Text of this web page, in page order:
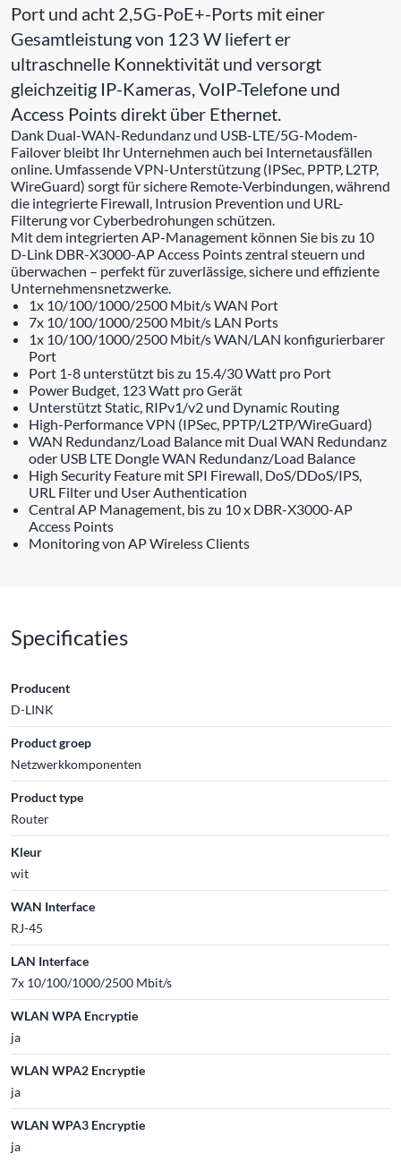
Port und acht 2,5G-PoE+-Ports mit einer
Gesamtleistung von 123 W liefert er
ultraschnelle Konnektivität und versorgt
gleichzeitig IP-Kameras, VoIP-Telefone und
Access Points direkt über Ethernet.
Dank Dual-WAN-Redundanz und USB-LTE/5G-Modem-
Failover bleibt Ihr Unternehmen auch bei Internetausfällen
online. Umfassende VPN-Unterstützung (IPSec, PPTP, L2TP,
WireGuard) sorgt für sichere Remote-Verbindungen, während
die integrierte Firewall, Intrusion Prevention und URL-
Filterung vor Cyberbedrohungen schützen.
Mit dem integrierten AP-Management können Sie bis zu 10
D-Link DBR-X3000-AP Access Points zentral steuern und
überwachen – perfekt für zuverlässige, sichere und effiziente
Unternehmensnetzwerke.
1x 10/100/1000/2500 Mbit/s WAN Port
7x 10/100/1000/2500 Mbit/s LAN Ports
1x 10/100/1000/2500 Mbit/s WAN/LAN konfigurierbarer
Port
Port 1-8 unterstützt bis zu 15.4/30 Watt pro Port
Power Budget, 123 Watt pro Gerät
Unterstützt Static, RIPv1/v2 und Dynamic Routing
High-Performance VPN (IPSec, PPTP/L2TP/WireGuard)
WAN Redundanz/Load Balance mit Dual WAN Redundanz
oder USB LTE Dongle WAN Redundanz/Load Balance
High Security Feature mit SPI Firewall, DoS/DDoS/IPS,
URL Filter und User Authentication
Central AP Management, bis zu 10 x DBR-X3000-AP
Access Points
Monitoring von AP Wireless Clients
Specificaties
Producent
D-LINK
Product groep
Netzwerkkomponenten
Product type
Router
Kleur
wit
WAN Interface
RJ-45
LAN Interface
7x 10/100/1000/2500 Mbit/s
WLAN WPA Encryptie
ja
WLAN WPA2 Encryptie
ja
WLAN WPA3 Encryptie
ja